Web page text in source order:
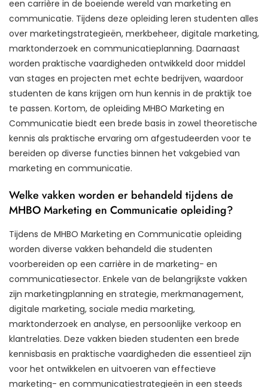
een carrière in de boeiende wereld van marketing en
communicatie. Tijdens deze opleiding leren studenten alles
over marketingstrategieën, merkbeheer, digitale marketing,
marktonderzoek en communicatieplanning. Daarnaast
worden praktische vaardigheden ontwikkeld door middel
van stages en projecten met echte bedrijven, waardoor
studenten de kans krijgen om hun kennis in de praktijk toe
te passen. Kortom, de opleiding MHBO Marketing en
Communicatie biedt een brede basis in zowel theoretische
kennis als praktische ervaring om afgestudeerden voor te
bereiden op diverse functies binnen het vakgebied van
marketing en communicatie.
Welke vakken worden er behandeld tijdens de
MHBO Marketing en Communicatie opleiding?
Tijdens de MHBO Marketing en Communicatie opleiding
worden diverse vakken behandeld die studenten
voorbereiden op een carrière in de marketing- en
communicatiesector. Enkele van de belangrijkste vakken
zijn marketingplanning en strategie, merkmanagement,
digitale marketing, sociale media marketing,
marktonderzoek en analyse, en persoonlijke verkoop en
klantrelaties. Deze vakken bieden studenten een brede
kennisbasis en praktische vaardigheden die essentieel zijn
voor het ontwikkelen en uitvoeren van effectieve
marketing- en communicatiestrategieën in een steeds